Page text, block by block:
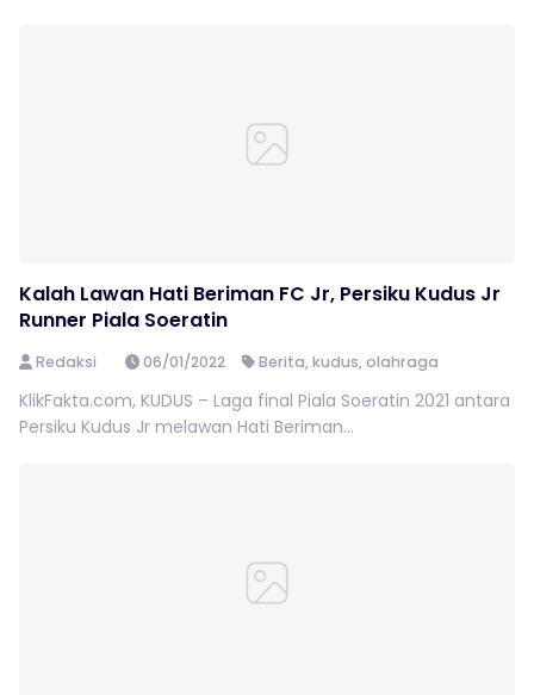
Kalah Lawan Hati Beriman FC Jr, Persiku Kudus Jr
Runner Piala Soeratin
Redaksi 06/01/2022 Berita,kudus,olahraga
KlikFakta.com, KUDUS – Laga final Piala Soeratin 2021 antara
Persiku Kudus Jr melawan Hati Beriman...